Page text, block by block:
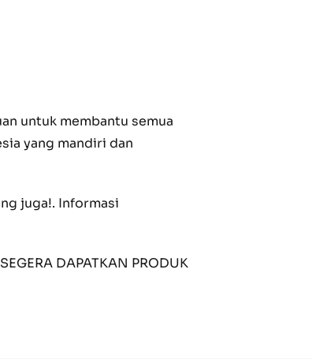
untuk membantu semua
yang mandiri dan
juga!. Informasi
DAPATKAN PRODUK